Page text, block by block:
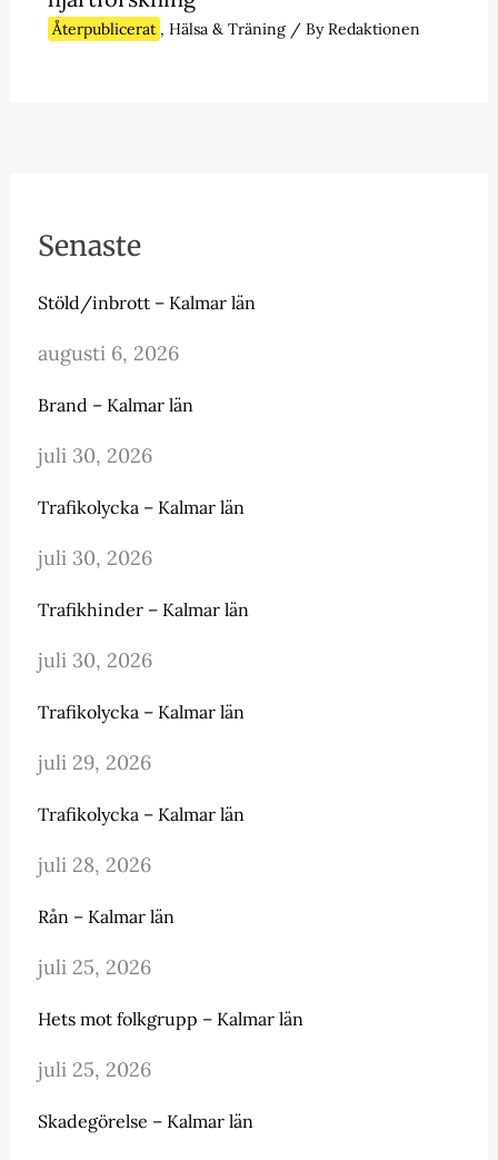
Återpublicerat , Hälsa & Träning/ ByRedaktionen
Senaste
Stöld/inbrott – Kalmar län
augusti 6, 2026
Brand – Kalmar län
juli 30, 2026
Trafikolycka – Kalmar län
juli 30, 2026
Trafikhinder – Kalmar län
juli 30, 2026
Trafikolycka – Kalmar län
juli 29, 2026
Trafikolycka – Kalmar län
juli 28, 2026
Rån – Kalmar län
juli 25, 2026
Hets mot folkgrupp – Kalmar län
juli 25, 2026
Skadegörelse – Kalmar län